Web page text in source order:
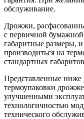
обслуживание.
Дрожжи,
с первичной
габаритные размеры,
производиться на
стандартных
Представленные
термоупаковки
улучшенными
технологичностью
технического